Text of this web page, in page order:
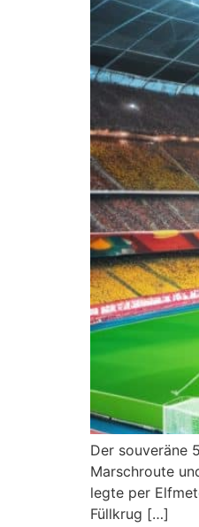
Der souveräne
Marschroute
legte per
Füllkrug […]